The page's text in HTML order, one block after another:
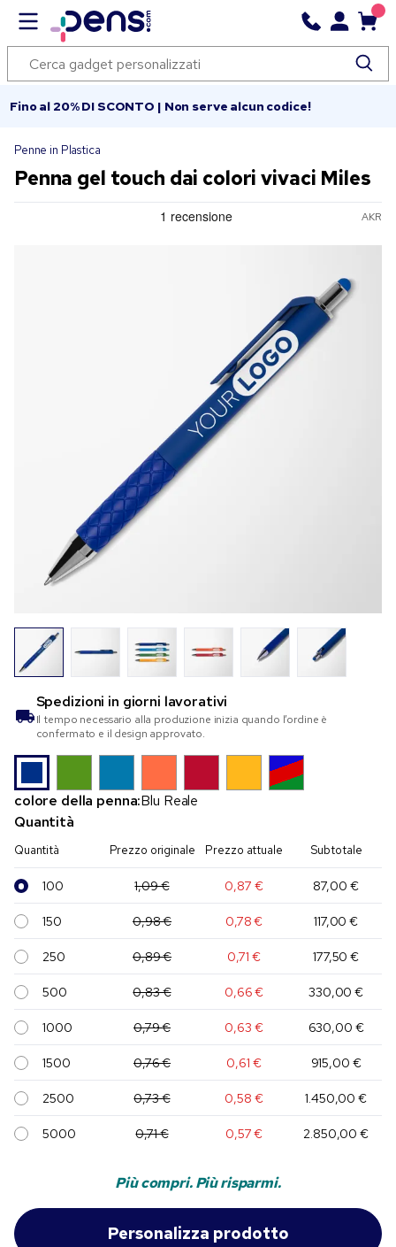
Fino al 20% DI SCONTO | Non serve alcun codice!
Penne in Plastica
Penna gel touch dai colori vivaci Miles
AKR
Spedizioni in giorni lavorativi
Il tempo necessario alla produzione inizia quando l’ordine è
confermato e il design approvato.
colore della penna:Blu Reale
Quantità
Quantità Prezzo originale Prezzo attuale Subtotale
100 1,09 € 0,87 € 87,00 €
150 0,98 € 0,78 € 117,00 €
250 0,89 € 0,71 € 177,50 €
500 0,83 € 0,66 € 330,00 €
1000 0,79 € 0,63 € 630,00 €
1500 0,76 € 0,61 € 915,00 €
2500 0,73 € 0,58 € 1.450,00 €
5000 0,71 € 0,57 € 2.850,00 €
Più compri. Più risparmi.